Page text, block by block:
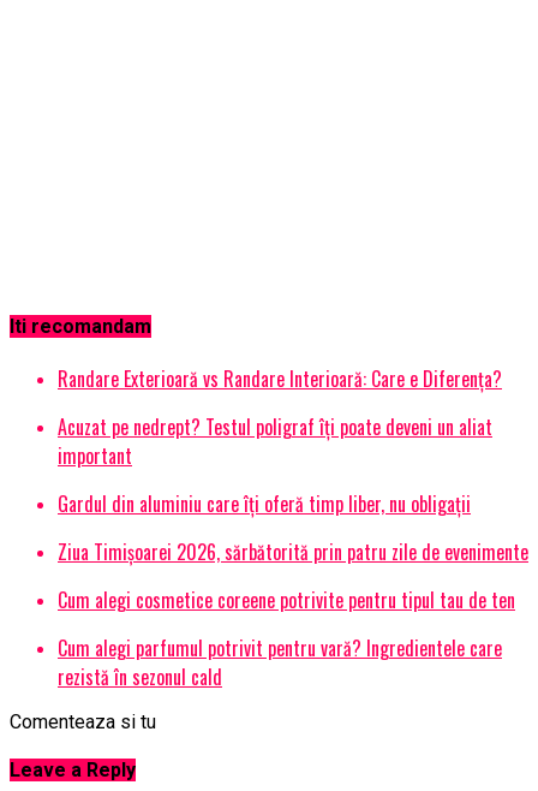
Iti recomandam
Randare Exterioară vs Randare Interioară: Care e Diferența?
Acuzat pe nedrept? Testul poligraf îţi poate deveni un aliat
important
Gardul din aluminiu care îți oferă timp liber, nu obligații
Ziua Timișoarei 2026, sărbătorită prin patru zile de evenimente
Cum alegi cosmetice coreene potrivite pentru tipul tau de ten
Cum alegi parfumul potrivit pentru vară? Ingredientele care
rezistă în sezonul cald
Comenteaza si tu
Leave a Reply